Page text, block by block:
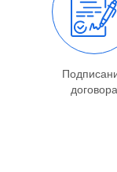
договора